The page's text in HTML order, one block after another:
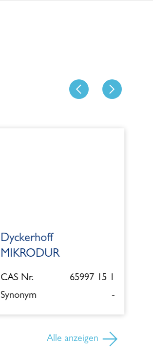
Dyckerhoff
MIKRODUR
CAS-Nr.
65997-15-1
Synonym
-
Alle anzeigen